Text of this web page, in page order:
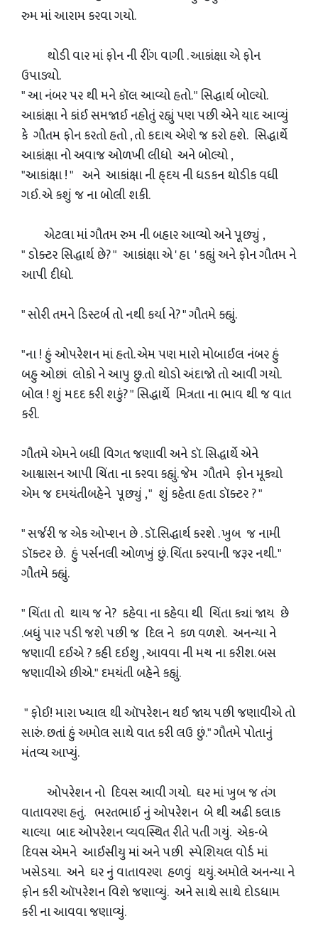
રુમ માં આરામ કરવા ગયો.
થોડી વાર માં ફોન ની રીંગ વાગી . આકાંક્ષા એ ફોન
ઉપાડ્યો.
" આ નંબર પર થી મને કૉલ આવ્યો હતો. " સિદ્ધાર્થ બોલ્યો.
આકાંક્ષા ને કાંઈ સમજાઈ નહોતું રહ્યું પણ‌ પછી એને યાદ આવ્યું
કે ગૌતમ ફોન કરતો હતો , તો કદાચ એણે જ કરો હશે. સિદ્ધાર્થે
આકાંક્ષા નો અવાજ ઓળખી લીધો અને બોલ્યો ,
"આકાંક્ષા ! " અને આકાંક્ષા ની હ્દય ની ધડકન થોડીક વધી
ગઈ. એ કશું જ ના બોલી શકી.
એટલા માં ગૌતમ રુમ ની બહાર આવ્યો અને પૂછ્યું ,
" ડોક્ટર સિદ્ધાર્થ છે? " આકાંક્ષા એ ' હા ' કહ્યું અને ફોન ગૌતમ ને
આપી દીધો.
" સોરી તમને ડિસ્ટર્બ તો નથી કર્યા ને? " ગૌતમે ક્હ્યું.
"ના ! હું ઓપરેશન માં હતો. એમ પણ મારો મોબાઈલ નંબર હું
બહુ ઓછાં લોકો ને આપુ છુ.તો થોડો અંદાજો તો આવી ગયો.
બોલ ! શું મદદ કરી શકું? " સિદ્ધાર્થે મિત્રતા ના ભાવ થી જ વાત
કરી.
ગૌતમે એમને બધી વિગત જણાવી અને ડૉ. સિદ્ધાર્થે એને
આશ્વાસન આપી ચિંતા ના કરવા કહ્યું. જેમ ગૌતમે ફોન મૂક્યો
એમ જ દમયંતીબહેને પૂછ્યું , " શું કહેતા હતા ડૉક્ટર ? "
" સર્જરી જ એક ઓપ્શન છે . ડૉ.સિદ્ધાર્થ કરશે . ખુબ જ નામી
ડૉક્ટર છે. હું પર્સનલી ઓળખું છું. ચિંતા કરવાની જરૂર નથી. "
ગૌતમે ક્હ્યું.
" ચિંતા તો થાય જ ને? કહેવા ના કહેવા થી ચિંતા ક્યાં જાય છે
.બધું પાર પડી જશે પછી જ દિલ ને કળ વળશે. અનન્યા ને
જણાવી દઈએ ? કહી દઈશુ , આવવા ની મચ ના કરીશ. બસ
જણાવીએ છીએ." દમયંતી બહેને કહ્યું.
" ફોઈ! મારા ખ્યાલ થી ઑપરેશન થઈ જાય પછી જણાવીએ તો
સારું. છતાં હું અમોલ સાથે વાત કરી લઉ છું." ગૌતમે પોતાનું
મંતવ્ય આપ્યું.
ઓપરેશન નો દિવસ આવી ગયો. ઘર માં ખુબ જ તંગ
વાતાવરણ હતું. ભરતભાઈ નું ઓપરેશન બે થી અઢી કલાક
ચાલ્યા બાદ ઓપરેશન વ્યવસ્થિત રીતે પતી ગયું. એક-બે
દિવસ એમને આઈસીયુ માં અને પછી સ્પેશિયલ વોર્ડ માં
ખસેડયા. અને ઘર નું વાતાવરણ હળવું થયું. અમોલે અનન્યા ને
ફોન કરી ઑપરેશન વિશે જણાવ્યું. અને સાથે સાથે દોડધામ
કરી ના આવવા જણાવ્યું.